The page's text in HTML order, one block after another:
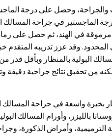
وحصل على درجة
الماجستير في جراحة المسالك
في الهند، ثم حصل على
وقد عزز تدريبه المتقدم
البولية بالمنظار وبأقل قدر من
من تحقيق نتائج جراحية دقيقة
بخبرة واسعة في جراحة المسالك
بالليزر، وأورام المسالك
الترميمية، وأمراض الذكورة،